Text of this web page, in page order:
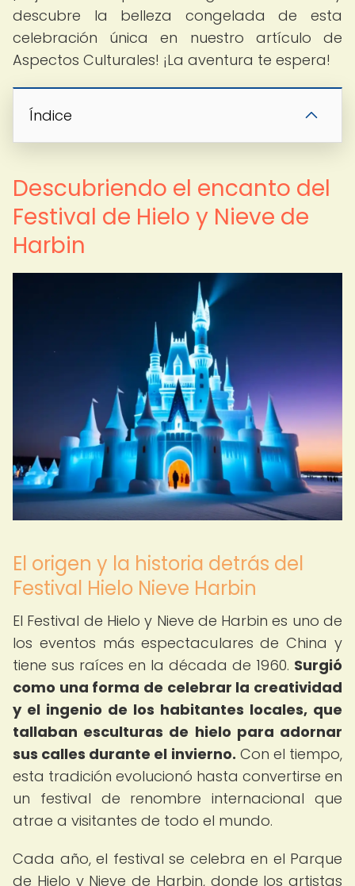
descubre la belleza congelada de esta
celebración única en nuestro artículo de
Aspectos Culturales! ¡La aventura te espera!
Índice
Descubriendo el encanto del
Festival de Hielo y Nieve de
Harbin
El origen y la historia detrás del
Festival Hielo Nieve Harbin
El Festival de Hielo y Nieve de Harbin es uno de
los eventos más espectaculares de China y
tiene sus raíces en la década de 1960. Surgió
como una forma de celebrar la creatividad
y el ingenio de los habitantes locales, que
tallaban esculturas de hielo para adornar
sus calles durante el invierno. Con el tiempo,
esta tradición evolucionó hasta convertirse en
un festival de renombre internacional que
atrae a visitantes de todo el mundo.
Cada año, el festival se celebra en el Parque
de Hielo y Nieve de Harbin, donde los artistas